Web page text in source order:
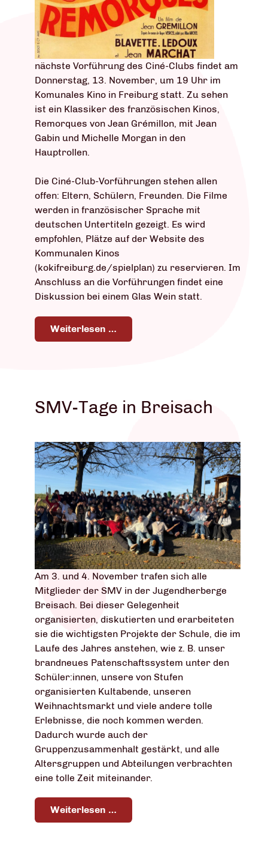
nächste Vorführung des Ciné-Clubs findet am
Donnerstag, 13. November, um 19 Uhr im
Komunales Kino in Freiburg statt. Zu sehen
ist ein Klassiker des französischen Kinos,
Remorques von Jean Grémillon, mit Jean
Gabin und Michelle Morgan in den
Hauptrollen.
Die Ciné-Club-Vorführungen stehen allen
offen: Eltern, Schülern, Freunden. Die Filme
werden in französischer Sprache mit
deutschen Untertiteln gezeigt. Es wird
empfohlen, Plätze auf der Website des
Kommunalen Kinos
(kokifreiburg.de/spielplan) zu reservieren. Im
Anschluss an die Vorführungen findet eine
Diskussion bei einem Glas Wein statt.
Weiterlesen …
SMV-Tage in Breisach
Am 3. und 4. November trafen sich alle
Mitglieder der SMV in der Jugendherberge
Breisach. Bei dieser Gelegenheit
organisierten, diskutierten und erarbeiteten
sie die wichtigsten Projekte der Schule, die im
Laufe des Jahres anstehen, wie z. B. unser
brandneues Patenschaftssystem unter den
Schüler:innen, unsere von Stufen
organisierten Kultabende, unseren
Weihnachtsmarkt und viele andere tolle
Erlebnisse, die noch kommen werden.
Dadurch wurde auch der
Gruppenzusammenhalt gestärkt, und alle
Altersgruppen und Abteilungen verbrachten
eine tolle Zeit miteinander.
Weiterlesen …